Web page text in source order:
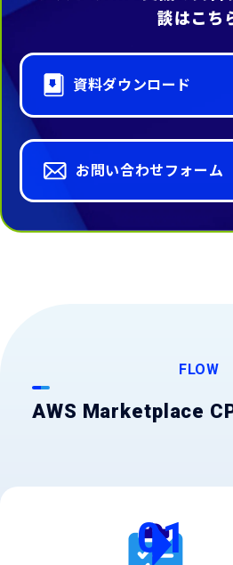
談はこち
資料ダウンロード
お問い合わせフォーム
FLOW
AWS Marketplace
01